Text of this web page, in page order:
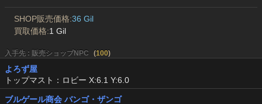
SHOP販売価格:36 Gil
買取価格:1 Gil
入手先 : 販売ショップNPC (100)
よろず屋
トップマスト：ロビー X:6.1 Y:6.0
ブルゲール商会 バンゴ・ザンゴ